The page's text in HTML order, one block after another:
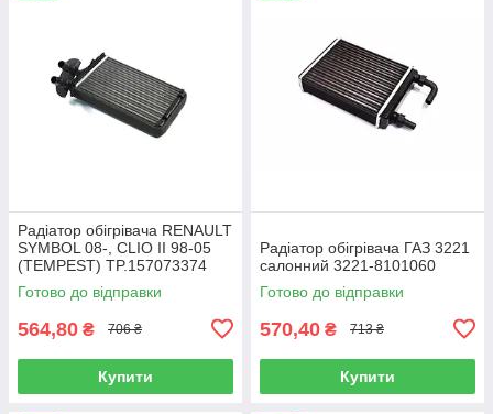
Радіатор обігрівача RENAULT
SYMBOL 08-, CLIO II 98-05
(TEMPEST) TP.157073374
Готово до відправки
564,80 ₴ 706 ₴
Купити
Радіатор обігрівача ГАЗ 3221
салонний 3221-8101060
Готово до відправки
570,40 ₴ 713 ₴
Купити